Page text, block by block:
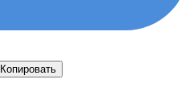
Копировать